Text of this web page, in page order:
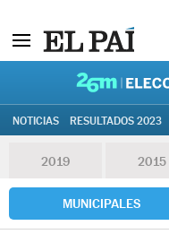
NOTICIAS RESULTADOS 2023
2019 2015
MUNICIPALES